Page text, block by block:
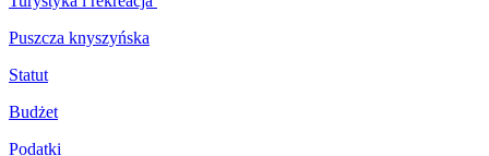
Puszcza knyszyńska
Statut
Budżet
Podatki